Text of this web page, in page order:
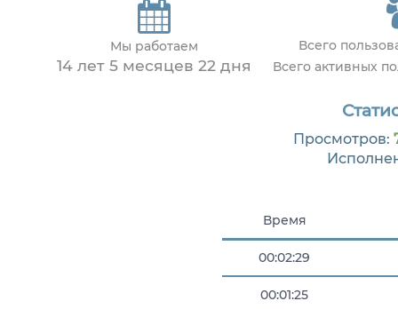
Мы работаем
14 лет 5 месяцев 22 дня
Всего
Всего активных
Просмотров:
Время
00:02:29
00:01:25